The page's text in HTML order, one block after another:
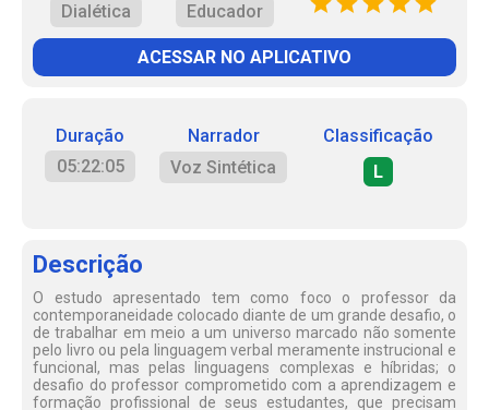
Dialética
Educador
ACESSAR NO APLICATIVO
Duração
05:22:05
Narrador
Voz Sintética
Classificação
L
Descrição
O estudo apresentado tem como foco o professor da
contemporaneidade colocado diante de um grande desafio, o
de trabalhar em meio a um universo marcado não somente
pelo livro ou pela linguagem verbal meramente instrucional e
funcional, mas pelas linguagens complexas e híbridas; o
desafio do professor comprometido com a aprendizagem e
formação profissional de seus estudantes, que precisam